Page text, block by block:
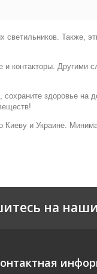
светильников. Также,
и контакторы. Другими
здоровье на
Киеву и Украине.
на